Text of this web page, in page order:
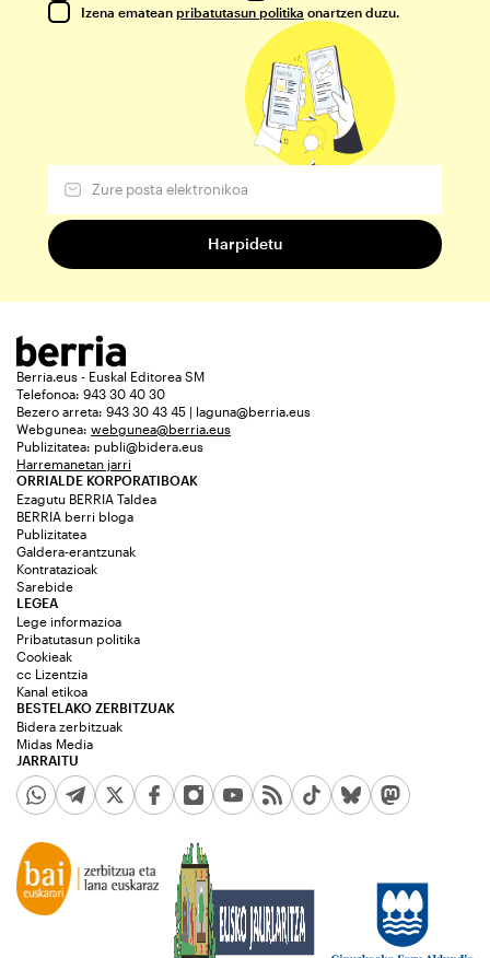
Izena ematean pribatutasun politika onartzen duzu.
Berria.eus - Euskal Editorea SM
Telefonoa: 943 30 40 30
Bezero arreta: 943 30 43 45 | laguna@berria.eus
Webgunea: webgunea@berria.eus
Publizitatea: publi@bidera.eus
Harremanetan jarri
ORRIALDE KORPORATIBOAK
Ezagutu BERRIA Taldea
BERRIA berri bloga
Publizitatea
Galdera-erantzunak
Kontratazioak
Sarebide
JARRAITU
LEGEA
Lege informazioa
Pribatutasun politika
Cookieak
cc Lizentzia
Kanal etikoa
BESTELAKO ZERBITZUAK
Bidera zerbitzuak
Midas Media